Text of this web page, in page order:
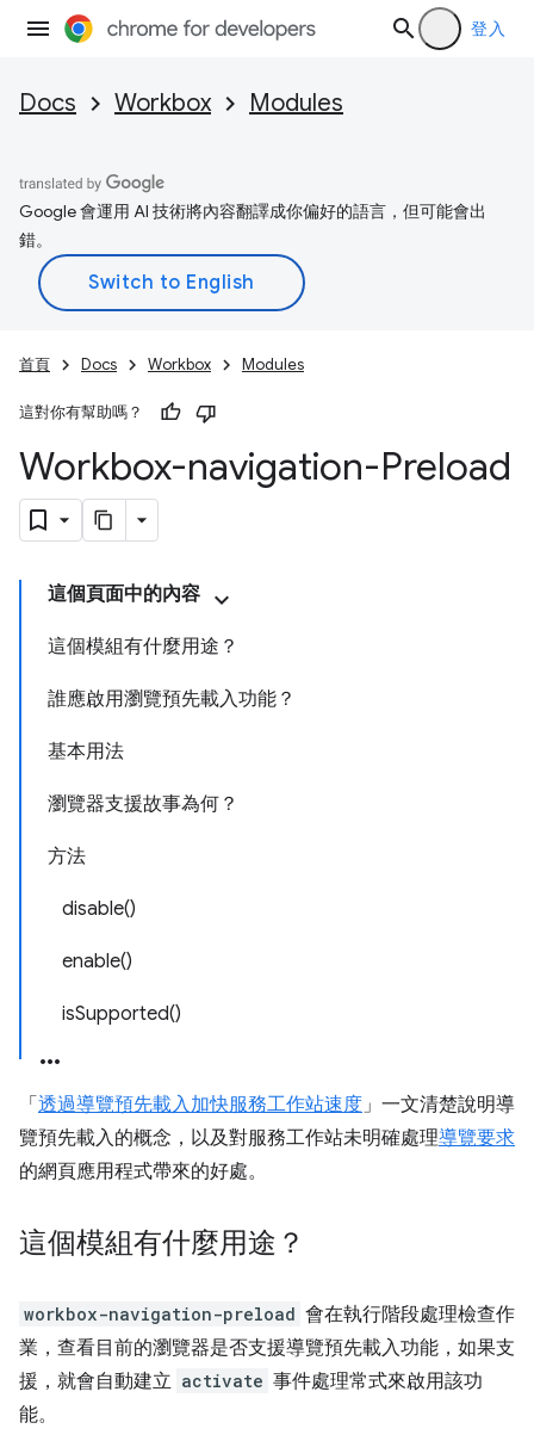
登入
Docs Workbox Modules
Google 會運用 AI 技術將內容翻譯成你偏好的語言，但可能會出
錯。
首頁 Docs Workbox Modules
這對你有幫助嗎？
Workbox-navigation-Preload
這個頁面中的內容
這個模組有什麼用途？
誰應啟用瀏覽預先載入功能？
基本用法
瀏覽器支援故事為何？
方法
disable()
enable()
isSupported()
「 透過導覽預先載入加快服務工作站速度」一文清楚說明導
覽預先載入的概念，以及對服務工作站未明確處理導覽要求
的網頁應用程式帶來的好處。
這個模組有什麼用途？
workbox-navigation-preload 會在執行階段處理檢查作
業，查看目前的瀏覽器是否支援導覽預先載入功能，如果支
援，就會自動建立 activate 事件處理常式來啟用該功
能。